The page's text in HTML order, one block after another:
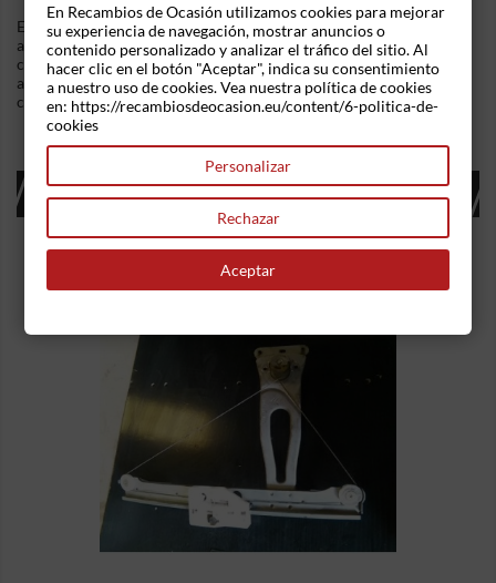
En Recambios de Ocasion disponemos de Compresor aire
acondicionado Nissan Primera (P11) (1995-2002) 1.6 16V (99
cv) .Referencia Interna: 03161246231463. Tuberías de aire
acondicionado. Ademas, disponemos de mas recambios, si tiene
cualquier duda consultenos.
16 OTROS PRODUCTOS EN LA MISMA
CATEGORÍA:
En Recambios de Ocasión utilizamos cookies para mejorar
su experiencia de navegación, mostrar anuncios o
contenido personalizado y analizar el tráfico del sitio. Al
hacer clic en el botón "Aceptar", indica su consentimiento
a nuestro uso de cookies. Vea nuestra política de cookies
en: https://recambiosdeocasion.eu/content/6-politica-de-
cookies
Personalizar
Rechazar
Aceptar